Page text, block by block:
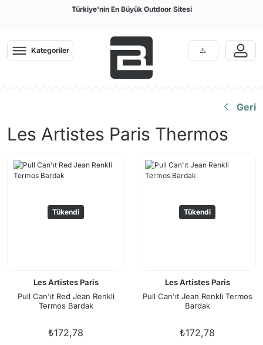
Türkiye'nin En Büyük Outdoor Sitesi
Kategoriler
Geri
Les Artistes Paris Thermos
Tükendi
Les Artistes Paris
Pull Can'ıt Red Jean Renkli
Termos Bardak
₺172,78
Tükendi
Les Artistes Paris
Pull Can'ıt Jean Renkli Termos
Bardak
₺172,78